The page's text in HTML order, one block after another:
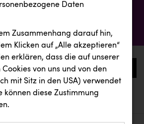
0
Daten
Zusammenhang darauf hin,
Klicken auf „Alle akzeptieren“
erklären, dass die auf unserer
von uns und von den
mit Sitz in den USA) verwendet
können diese Zustimmung